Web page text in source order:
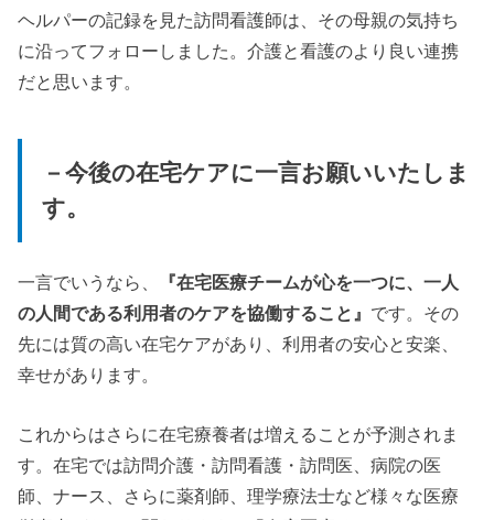
ヘルパーの記録を見た訪問看護師は、その母親の気持ち
に沿ってフォローしました。介護と看護のより良い連携
だと思います。
－今後の在宅ケアに一言お願いいたしま
す。
一言でいうなら、
『在宅医療チームが心を一つに、一人
の人間である利用者のケアを協働すること』 です。その
先には質の高い在宅ケアがあり、利用者の安心と安楽、
幸せがあります。
これからはさらに在宅療養者は増えることが予測されま
す。在宅では訪問介護・訪問看護・訪問医、病院の医
師、ナース、さらに薬剤師、理学療法士など様々な医療